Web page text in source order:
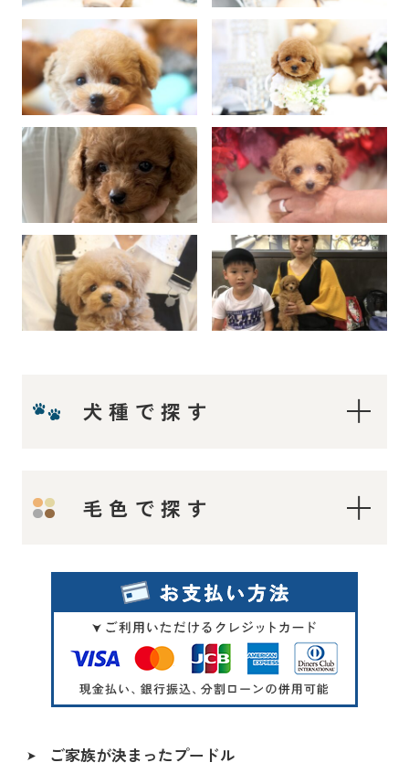
犬種で探す
ティーカッププードル
ロイヤルティーカッププードル
マイクロティーカッププードル
トイプードル
毛色で探す
レッド・フォーン
シルバー
オレンジフォーン（アプリコット）
アプリコット
シャンパン
ご家族が決まったプードル